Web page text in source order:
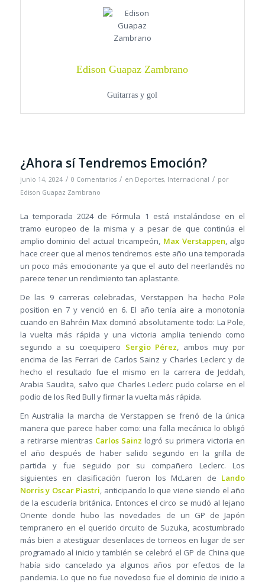
Edison Guapaz Zambrano
Guitarras y gol
¿Ahora sí Tendremos Emoción?
junio 14, 2024 / 0 Comentarios / en Deportes, Internacional / por
Edison Guapaz Zambrano
La temporada 2024 de Fórmula 1 está instalándose en el
tramo europeo de la misma y a pesar de que continúa el
amplio dominio del actual tricampeón, Max Verstappen, algo
hace creer que al menos tendremos este año una temporada
un poco más emocionante ya que el auto del neerlandés no
parece tener un rendimiento tan aplastante.
De las 9 carreras celebradas, Verstappen ha hecho Pole
position en 7 y venció en 6. El año tenía aire a monotonía
cuando en Bahréin Max dominó absolutamente todo: La Pole,
la vuelta más rápida y una victoria amplia teniendo como
segundo a su coequipero Sergio Pérez, ambos muy por
encima de las Ferrari de Carlos Sainz y Charles Leclerc y de
hecho el resultado fue el mismo en la carrera de Jeddah,
Arabia Saudita, salvo que Charles Leclerc pudo colarse en el
podio de los Red Bull y firmar la vuelta más rápida.
En Australia la marcha de Verstappen se frenó de la única
manera que parece haber como: una falla mecánica lo obligó
a retirarse mientras Carlos Sainz logró su primera victoria en
el año después de haber salido segundo en la grilla de
partida y fue seguido por su compañero Leclerc. Los
siguientes en clasificación fueron los McLaren de Lando
Norris y Oscar Piastri, anticipando lo que viene siendo el año
de la escudería británica. Entonces el circo se mudó al lejano
Oriente donde hubo las novedades de un GP de Japón
tempranero en el querido circuito de Suzuka, acostumbrado
más bien a atestiguar desenlaces de torneos en lugar de ser
programado al inicio y también se celebró el GP de China que
había sido cancelado ya algunos años por efectos de la
pandemia. Lo que no fue novedoso fue el dominio de inicio a